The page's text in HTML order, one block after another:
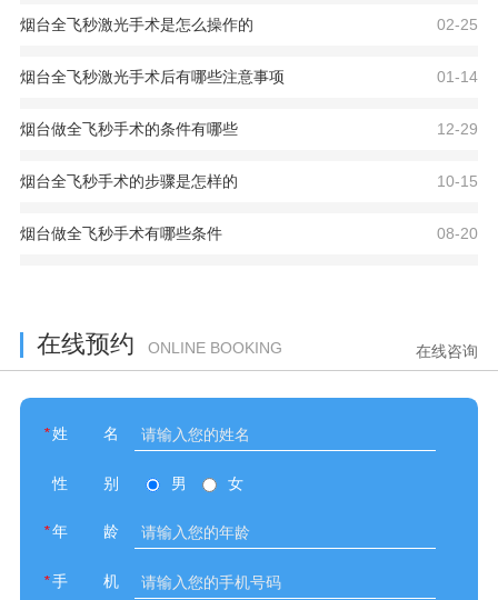
烟台全飞秒激光手术是怎么操作的 02-25
烟台全飞秒激光手术后有哪些注意事项 01-14
烟台做全飞秒手术的条件有哪些 12-29
烟台全飞秒手术的步骤是怎样的 10-15
烟台做全飞秒手术有哪些条件 08-20
在线预约 ONLINE BOOKING 在线咨询
* 姓名
性别 男 女
* 年龄
* 手机